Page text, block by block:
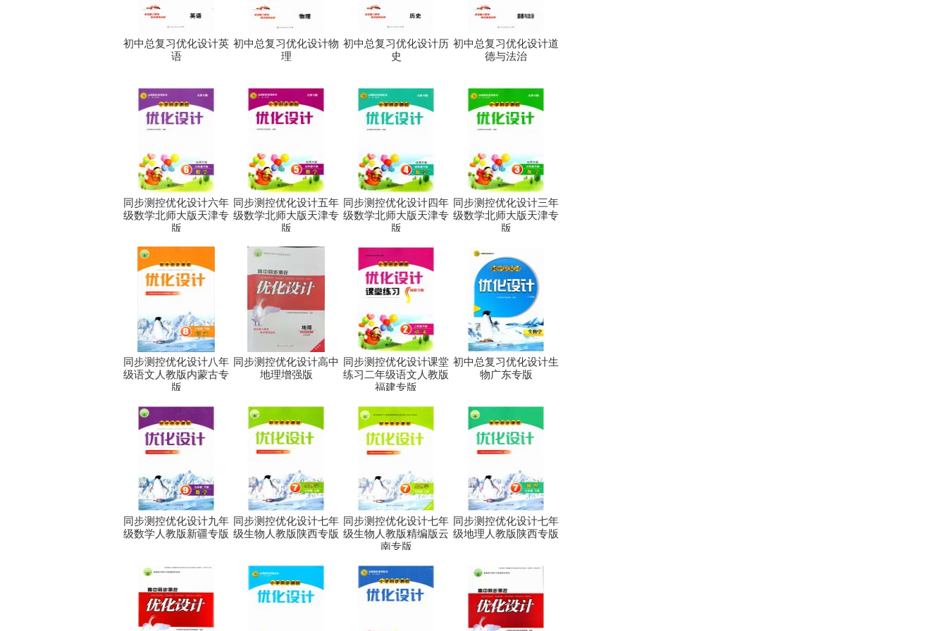
初中总复习优化设计英
语
初中总复习优化设计物
理
初中总复习优化设计历
史
初中总复习优化设计道
德与法治
同步测控优化设计六年
级数学北师大版天津专
版
同步测控优化设计五年
级数学北师大版天津专
版
同步测控优化设计四年
级数学北师大版天津专
版
同步测控优化设计三年
级数学北师大版天津专
版
同步测控优化设计八年
级语文人教版内蒙古专
版
同步测控优化设计高中
地理增强版
同步测控优化设计课堂
练习二年级语文人教版
福建专版
初中总复习优化设计生
物广东专版
同步测控优化设计九年
级数学人教版新疆专版
同步测控优化设计七年
级生物人教版陕西专版
同步测控优化设计七年
级生物人教版精编版云
南专版
同步测控优化设计七年
级地理人教版陕西专版